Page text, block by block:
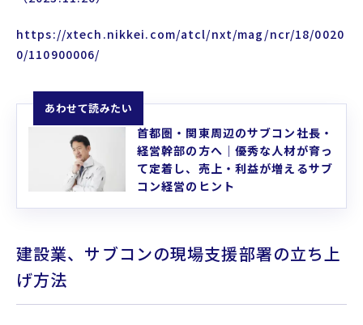
https://xtech.nikkei.com/atcl/nxt/mag/ncr/18/0020
0/110900006/
あわせて読みたい
首都圏・関東周辺のサブコン社長・
経営幹部の方へ｜優秀な人材が育っ
て定着し、売上・利益が増えるサブ
コン経営のヒント
建設業、サブコンの現場支援部署の立ち上
げ方法